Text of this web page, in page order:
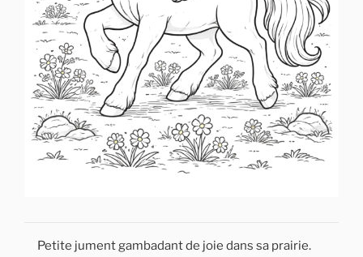
Petite jument gambadant de joie dans sa prairie.